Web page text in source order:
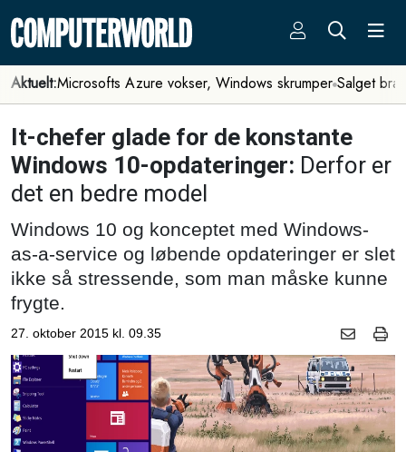
Aktuelt:Microsofts Azure vokser, Windows skrumper Salget
It-chefer glade for de konstante
Windows 10-opdateringer: Derfor er
det en bedre model
Windows 10 og konceptet med Windows-
as-a-service og løbende opdateringer er slet
ikke så stressende, som man måske kunne
frygte.
27. oktober 2015 kl. 09.35